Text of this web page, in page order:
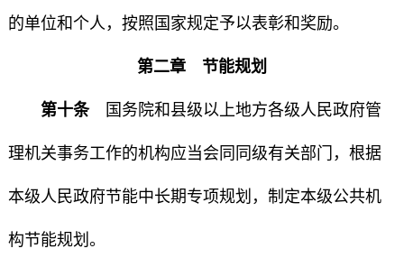
的单位和个人，按照国家规定予以表彰和奖励。
第二章 节能规划
第十条国务院和县级以上地方各级人民政府管
理机关事务工作的机构应当会同同级有关部门，根据
本级人民政府节能中长期专项规划，制定本级公共机
构节能规划。